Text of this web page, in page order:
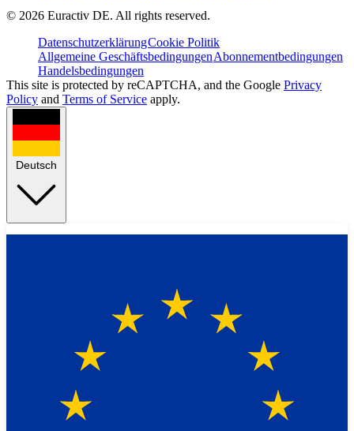
© 2026 Euractiv DE. All rights reserved.
DatenschutzerklärungCookie Politik
Allgemeine GeschäftsbedingungenAbonnementbedingungen
Handelsbedingungen
This site is protected by reCAPTCHA, and the Google Privacy
Policy and Terms of Service apply.
Deutsch